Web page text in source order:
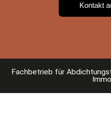
Kontakt
Fachbetrieb für